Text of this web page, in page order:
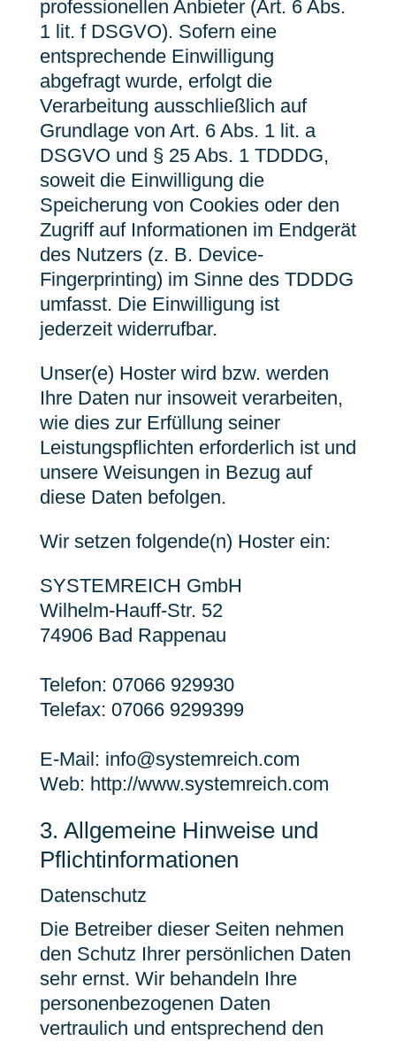
professionellen Anbieter (Art. 6 Abs.
1 lit. f DSGVO). Sofern eine
entsprechende Einwilligung
abgefragt wurde, erfolgt die
Verarbeitung ausschließlich auf
Grundlage von Art. 6 Abs. 1 lit. a
DSGVO und § 25 Abs. 1 TDDDG,
soweit die Einwilligung die
Speicherung von Cookies oder den
Zugriff auf Informationen im Endgerät
des Nutzers (z. B. Device-
Fingerprinting) im Sinne des TDDDG
umfasst. Die Einwilligung ist
jederzeit widerrufbar.
Unser(e) Hoster wird bzw. werden
Ihre Daten nur insoweit verarbeiten,
wie dies zur Erfüllung seiner
Leistungspflichten erforderlich ist und
unsere Weisungen in Bezug auf
diese Daten befolgen.
Wir setzen folgende(n) Hoster ein:
SYSTEMREICH GmbH
Wilhelm-Hauff-Str. 52
74906 Bad Rappenau
Telefon: 07066 929930
Telefax: 07066 9299399
E-Mail: info@systemreich.com
Web: http://www.systemreich.com
3. Allgemeine Hinweise und
Pflicht­informationen
Datenschutz
Die Betreiber dieser Seiten nehmen
den Schutz Ihrer persönlichen Daten
sehr ernst. Wir behandeln Ihre
personenbezogenen Daten
vertraulich und entsprechend den